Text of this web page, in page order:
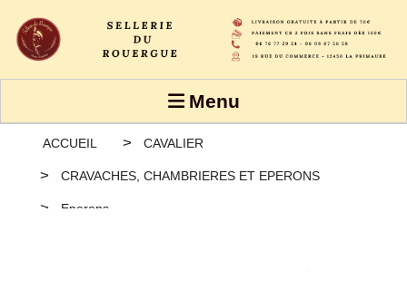
Menu
ACCUEIL CAVALIER
CRAVACHES, CHAMBRIERES ET EPERONS
Eperons